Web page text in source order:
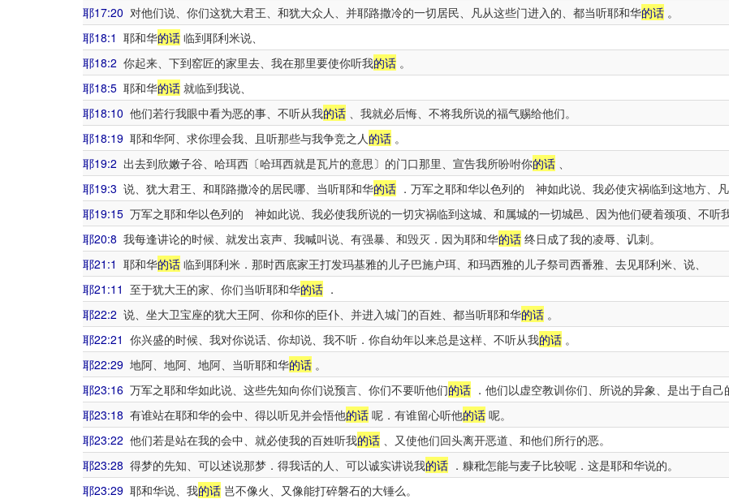
耶17:20 对他们说、你们这犹大君王、和犹大众人、并耶路撒冷的一切居民、凡从这些门进入的、都当听耶和华的话 。
耶18:1 耶和华的话 临到耶利米说、
耶18:2 你起来、下到窑匠的家里去、我在那里要使你听我的话 。
耶18:5 耶和华的话 就临到我说、
耶18:10 他们若行我眼中看为恶的事、不听从我的话 、我就必后悔、不将我所说的福气赐给他们。
耶18:19 耶和华阿、求你理会我、且听那些与我争竞之人的话 。
耶19:2 出去到欣嫩子谷、哈珥西〔哈珥西就是瓦片的意思〕的门口那里、宣告我所吩咐你的话 、
耶19:3 说、犹大君王、和耶路撒冷的居民哪、当听耶和华的话 ．万军之耶和华以色列的 神如此说、我必使灾祸临到这地方、
耶19:15 万军之耶和华以色列的 神如此说、我必使我所说的一切灾祸临到这城、和属城的一切城邑、因为他们硬着颈项、不听
耶20:8 我每逢讲论的时候、就发出哀声、我喊叫说、有强暴、和毁灭．因为耶和华的话 终日成了我的凌辱、讥刺。
耶21:1 耶和华的话 临到耶利米．那时西底家王打发玛基雅的儿子巴施户珥、和玛西雅的儿子祭司西番雅、去见耶利米、说、
耶21:11 至于犹大王的家、你们当听耶和华的话 ．
耶22:2 说、坐大卫宝座的犹大王阿、你和你的臣仆、并进入城门的百姓、都当听耶和华的话 。
耶22:21 你兴盛的时候、我对你说话、你却说、我不听．你自幼年以来总是这样、不听从我的话 。
耶22:29 地阿、地阿、地阿、当听耶和华的话 。
耶23:16 万军之耶和华如此说、这些先知向你们说预言、你们不要听他们的话 ．他们以虚空教训你们、所说的异象、是出于自己
耶23:18 有谁站在耶和华的会中、得以听见并会悟他的话 呢．有谁留心听他的话 呢。
耶23:22 他们若是站在我的会中、就必使我的百姓听我的话 、又使他们回头离开恶道、和他们所行的恶。
耶23:28 得梦的先知、可以述说那梦．得我话的人、可以诚实讲说我的话 ．糠秕怎能与麦子比较呢．这是耶和华说的。
耶23:29 耶和华说、我的话 岂不像火、又像能打碎磐石的大锤么。